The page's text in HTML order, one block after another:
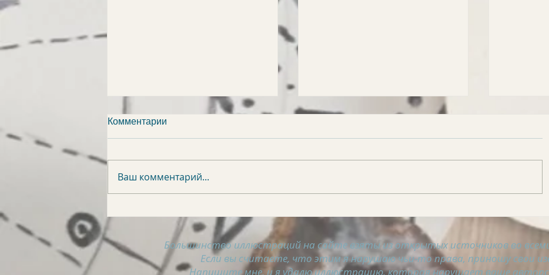
августа
августа
Комментарии
Ваш комментарий...
Большинство иллюстраций на сайте взяты из открытых источников во
Если вы считаете, что этим я нарушаю чьи-то права, приношу свои
Напишите мне, и я удалю иллюстрацию, которая нарушает ваше